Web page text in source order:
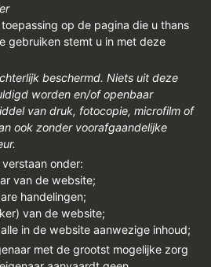
PUBLICATIES
LINKS
op de pagina die u thans
gebruiken stemt u in met deze
beschermd. Niets uit deze
worden en/of openbaar
van druk, fotocopie, microfilm of
ook zonder voorafgaandelijke
onder:
van de website;
handelingen;
van de website;
in de website aanwezige inhoud;
met de grootst mogelijke zorg